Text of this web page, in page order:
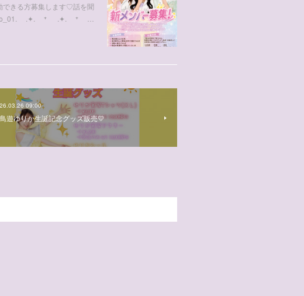
できる方募集します♡話を聞
meribo_01. .✦. ⁺ .✦. ⁺ …
09:00
遊ゆりか生誕記念グッズ販売💛